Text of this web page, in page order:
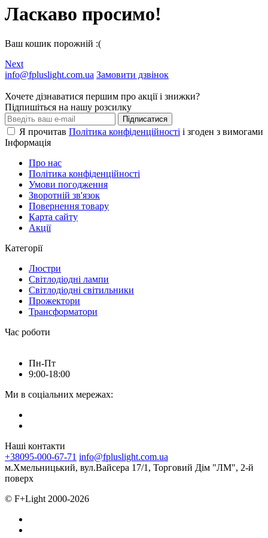
Ласкаво просимо!
Ваш кошик порожній :(
Next
info@fpluslight.com.ua Замовити дзвінок
Хочете дізнаватися першим про акції і знижки?
Підпишіться на нашу розсилку
Підписатися
Я прочитав Політика конфіденційності і згоден з вимогами
Інформація
Про нас
Політика конфіденційності
Умови погодження
Зворотній зв'язок
Повернення товару
Карта сайту
Акції
Категорії
Люстри
Світлодіодні лампи
Світлодіодні світильники
Прожектори
Трансформатори
Час роботи
Пн-Пт
9:00-18:00
Ми в соціальних мережах:
Наші контакти
+38095-000-67-71 info@fpluslight.com.ua
м.Хмельницький, вул.Вайсера 17/1, Торговий Дім "ЛМ", 2-й
поверх
© F+Light 2000-2026